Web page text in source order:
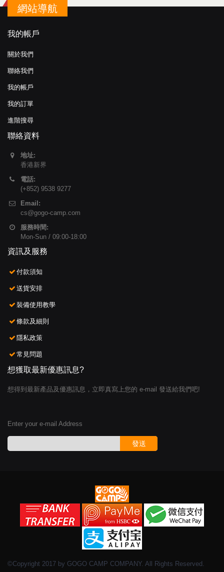
網站導航
我的帳戶
關於我們
聯絡我們
我的帳戶
我的訂單
進階搜尋
聯絡資料
地址:
香港新界
電話:
(+852) 9538 9277
Email:
cs@gogo-camp.com
服務時間:
Mon-Sun / 09:00-18:00
資訊及服務
付款須知
送貨安排
裝備使用教學
條款及細則
隱私政策
常見問題
想獲取最新優惠訊息?
想得到最新產品及優惠訊息，立即真寫上您的 e-mail 發送給我們吧!
Enter your e-mail Address
發送
©Copyright 2017 by GOGO CAMP COMPANY. All Rights Reserved.